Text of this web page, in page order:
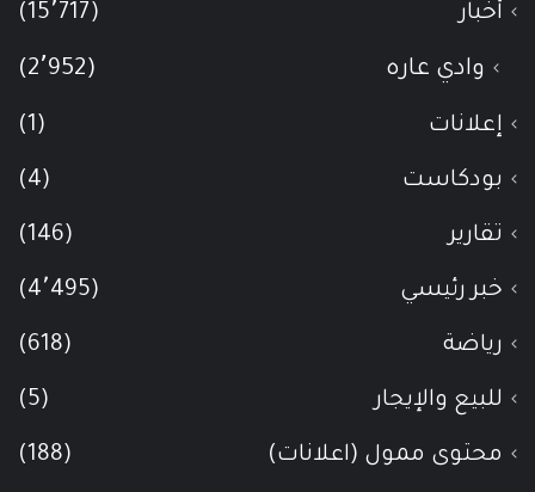
أخبار (15٬717)
وادي عاره (2٬952)
إعلانات (1)
بودكاست (4)
تقارير (146)
خبر رئيسي (4٬495)
رياضة (618)
للبيع والإيجار (5)
محتوى ممول (اعلانات) (188)